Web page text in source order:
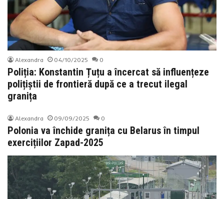
Alexandra 04/10/2025 0
Poliția: Konstantin Țuțu a încercat să influențeze
polițiștii de frontieră după ce a trecut ilegal
granița
Alexandra 09/09/2025 0
Polonia va închide granița cu Belarus în timpul
exercițiilor Zapad-2025